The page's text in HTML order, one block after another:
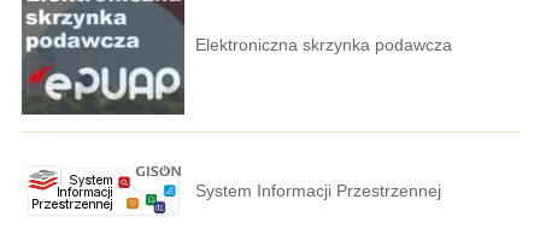
Elektroniczna skrzynka podawcza
System Informacji Przestrzennej